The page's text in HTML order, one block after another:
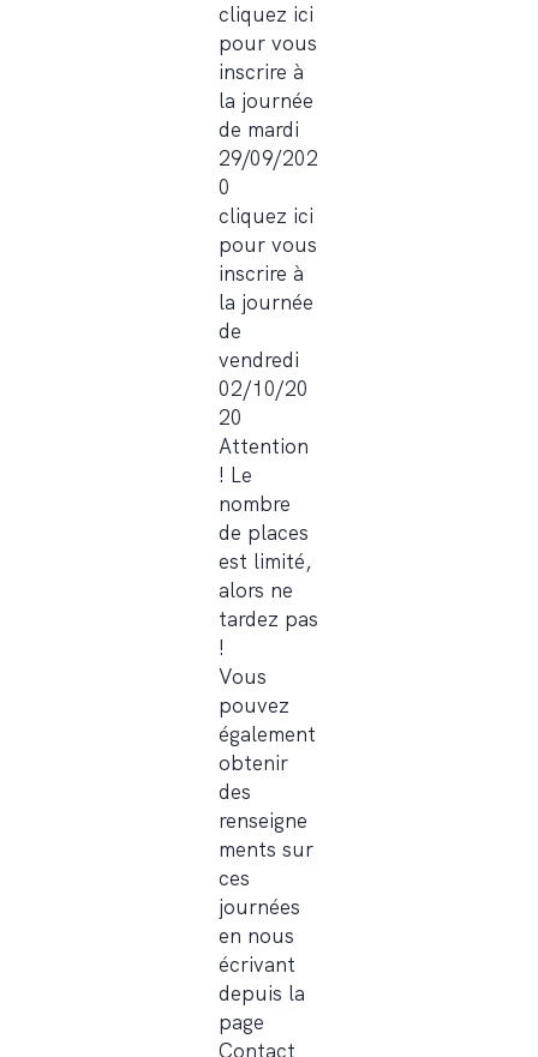
cliquez ici
pour vous
inscrire à
la journée
de mardi
29/09/202
0
cliquez ici
pour vous
inscrire à
la journée
de
vendredi
02/10/20
20
Attention
! Le
nombre
de places
est limité,
alors ne
tardez pas
!
Vous
pouvez
également
obtenir
des
renseigne
ments sur
ces
journées
en nous
écrivant
depuis la
page
Contact